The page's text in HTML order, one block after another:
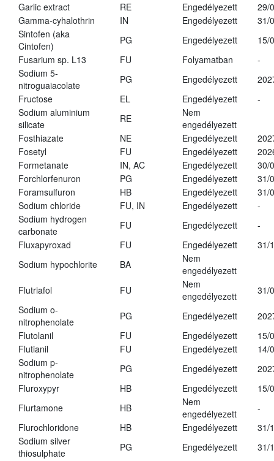
Garlic extract
RE Engedélyezett
29/
Gamma-cyhalothrin
IN Engedélyezett
31/
Sintofen (aka
Cintofen)
PG Engedélyezett
15/
Fusarium sp. L13
FU Folyamatban
-
Sodium 5-
nitroguaiacolate
PG Engedélyezett
Fructose
EL Engedélyezett
-
Sodium aluminium
silicate
RE
Nem
engedélyezett
Fosthiazate
NE Engedélyezett
Fosetyl
FU Engedélyezett
Formetanate
IN, AC Engedélyezett
30/
Forchlorfenuron
PG Engedélyezett
31/
Foramsulfuron
HB Engedélyezett
31/
Sodium chloride
FU, IN Engedélyezett
-
Sodium hydrogen
carbonate
FU Engedélyezett
-
Fluxapyroxad
FU Engedélyezett
31/
Sodium hypochlorite
BA
Nem
engedélyezett
Flutriafol
FU
Nem
engedélyezett
31/
Sodium o-
nitrophenolate
PG Engedélyezett
Flutolanil
FU Engedélyezett
15/
Flutianil
FU Engedélyezett
14/
Sodium p-
nitrophenolate
PG Engedélyezett
Fluroxypyr
HB Engedélyezett
15/
Flurtamone
HB
Nem
engedélyezett
-
Flurochloridone
HB Engedélyezett
31/
Sodium silver
thiosulphate
PG Engedélyezett
31/